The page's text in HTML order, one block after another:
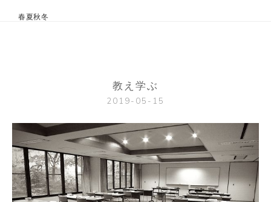
春夏秋冬
教え学ぶ
2019-05-15